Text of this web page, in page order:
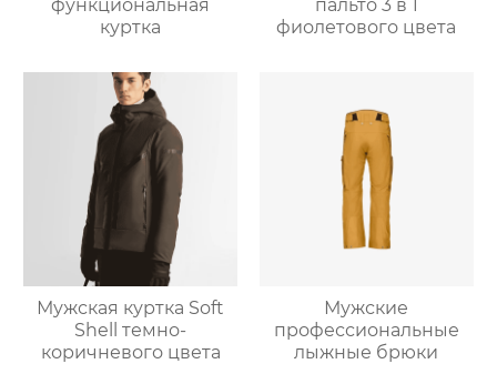
функциональная
куртка
пальто 3 в 1
фиолетового цвета
Мужская куртка Soft
Shell темно-
коричневого цвета
Мужские
профессиональные
лыжные брюки